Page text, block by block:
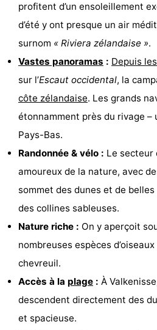
minutes
Plages
et
faire
Lieux
d'intérêt
Musées
Monuments
Moulins
Phares
Points
vue
Attractions
Terrains
-
Aires
profitent d’un ensoleillement
d’été y ont presque un air
surnom « Riviera zélandaise ».
Vastes panoramas : Depuis
sur l’Escaut occidental, la
côte zélandaise. Les grands
étonnamment près du rivage –
Pays-Bas.
Randonnée & vélo : Le secteur
amoureux de la nature, avec
sommet des dunes et de
des collines sableuses.
Nature riche : On y aperçoit
nombreuses espèces
chevreuil.
Accès à la plage : À
descendent directement des
et spacieuse.